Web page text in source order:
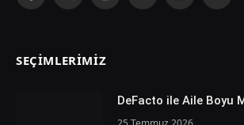
SEÇIMLERIMIZ
DeFacto ile Aile Boyu